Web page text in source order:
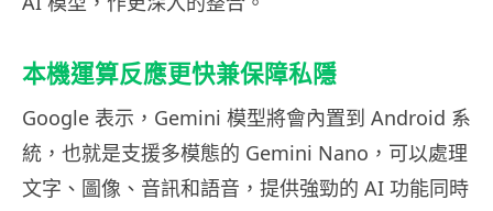
本機運算反應更快兼保障私隱
Google 表示，Gemini 模型將會內置到 Android 系
統，也就是支援多模態的 Gemini Nano，可以處理
文字、圖像、音訊和語音，提供強勁的 AI 功能同時